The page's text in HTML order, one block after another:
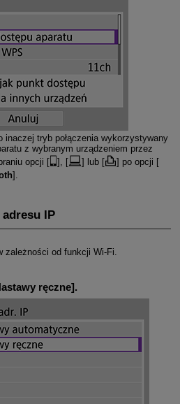
inaczej tryb połączenia wykorzystywany
z wybranym urządzeniem przez
opcji [ ], [ ] lub [
] po opcji [
].
IP
zależności od funkcji Wi-Fi
ręczne].